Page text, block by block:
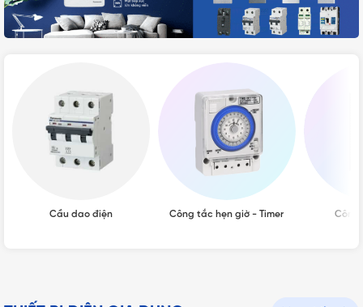
Cầu dao điện Công tắc hẹn giờ - Timer Công